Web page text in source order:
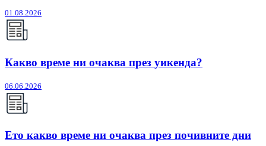
01.08.2026
Какво време ни очаква през уикенда?
06.06.2026
Ето какво време ни очаква през почивните дни